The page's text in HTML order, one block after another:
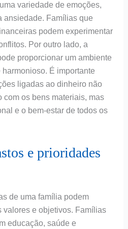
variedade de emoções,
ansiedade. Famílias que
podem experimentar
Por outro lado, a
proporcionar um ambiente
É importante
ligadas ao dinheiro não
com os bens materiais, mas
e o bem-estar de todos os
e prioridades
de uma família podem
valores e objetivos. Famílias
educação, saúde e